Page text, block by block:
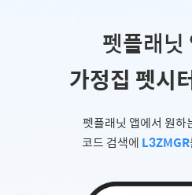
펫플래닛
가정집 펫시
펫플래닛 앱에서 원하
코드 검색에 L3ZMGR